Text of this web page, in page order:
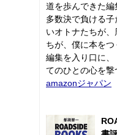
道を歩んできた編
多数決で負ける
いオトナたちが
ちが、僕に本をつ
編集を入り口に
てのひとの心を撃
amazonジャパン